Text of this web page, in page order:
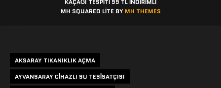
KAÇAĞI TESPITI 99 TL İNDİRİMLİ
MH SQUARED LITE BY MH THEMES
AKSARAY TIKANIKLIK AÇMA
AYVANSARAY CIHAZLI SU TESISATÇISI